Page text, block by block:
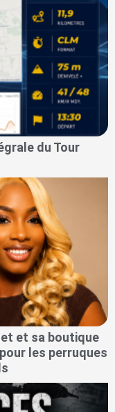
du Tour
et sa boutique
les perruques